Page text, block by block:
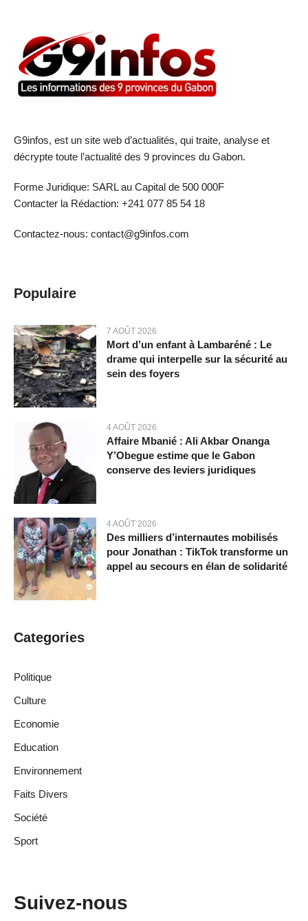
G9infos, est un site web d’actualités, qui traite, analyse et
décrypte toute l’actualité des 9 provinces du Gabon.
Forme Juridique: SARL au Capital de 500 000F
Contacter la Rédaction: +241 077 85 54 18
Contactez-nous: contact@g9infos.com
Populaire
7 AOÛT 2026
Mort d’un enfant à Lambaréné : Le
drame qui interpelle sur la sécurité au
sein des foyers
4 AOÛT 2026
Affaire Mbanié : Ali Akbar Onanga
Y’Obegue estime que le Gabon
conserve des leviers juridiques
4 AOÛT 2026
Des milliers d’internautes mobilisés
pour Jonathan : TikTok transforme un
appel au secours en élan de solidarité
Categories
Politique
Culture
Economie
Education
Environnement
Faits Divers
Société
Sport
Suivez-nous